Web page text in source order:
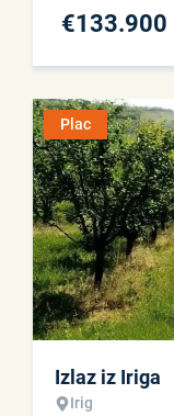
€133.900
Plac
Izlaz iz Iriga
Irig